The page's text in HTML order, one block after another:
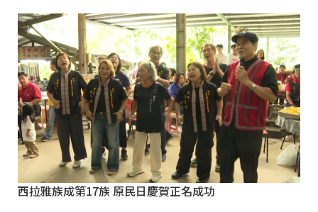
西拉雅族成第17族 原民日慶賀正名成功